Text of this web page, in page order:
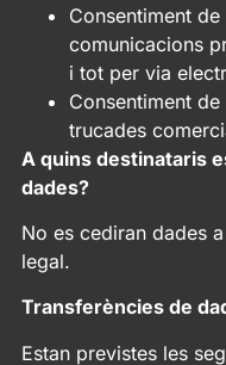
Consentiment de
comunicacions
i tot per via
Consentiment de
trucades
A quins destinataris
dades?
No es cediran dades
legal.
Transferències de
Estan previstes les